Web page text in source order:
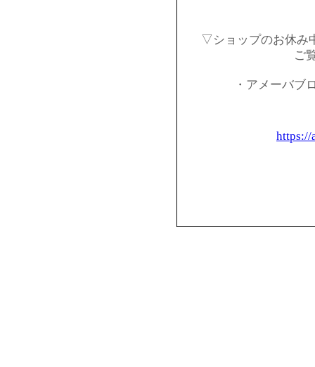
▽ショップのお休み
ご
・アメーバブ
https://